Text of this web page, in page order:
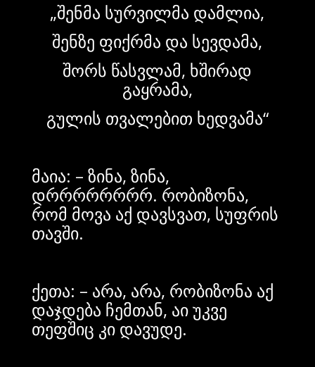
„შენმა სურვილმა დამლია,
შენზე ფიქრმა და სევდამა,
შორს წასვლამ, ხშირად
გაყრამა,
გულის თვალებით ხედვამა“
მაია: – ზინა, ზინა,
დრრრრრრრრ. რობიზონა,
რომ მოვა აქ დავსვათ, სუფრის
თავში.
ქეთა: – არა, არა, რობიზონა აქ
დაჯდება ჩემთან, აი უკვე
თეფშიც კი დავუდე.